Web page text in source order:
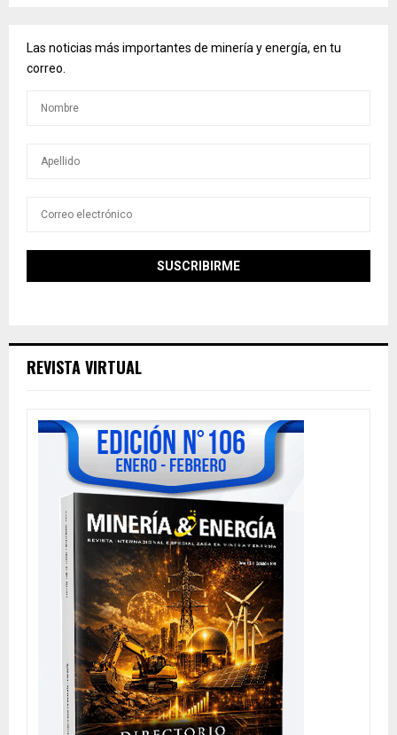
Las noticias más importantes de minería y energía, en tu
correo.
REVISTA VIRTUAL